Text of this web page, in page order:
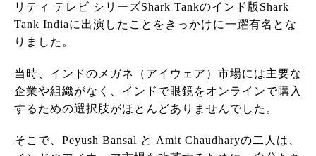
リティ テレビ シリーズShark Tankのインド版Shark
Tank Indiaに出演したことをきっかけに一躍有名とな
りました。
当時、インドのメガネ（アイウェア）市場には主要な
企業や組織がなく、インドで眼鏡をオンラインで購入
するための選択肢がほとんどありませんでした。
そこで、Peyush Bansal と Amit Chaudharyの二人は、